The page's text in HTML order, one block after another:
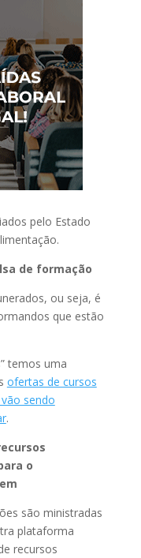
pelo Estado
de formação
ou seja, é
que estão
temos uma
ofertas de cursos
sendo
.
o
são ministradas
plataforma
recursos